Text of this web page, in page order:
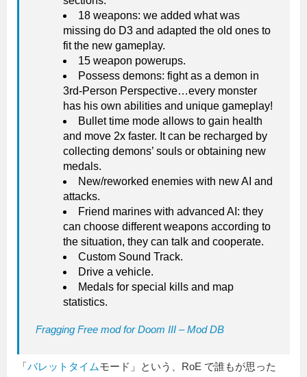
18 weapons: we added what was
missing do D3 and adapted the old ones to
fit the new gameplay.
15 weapon powerups.
Possess demons: fight as a demon in
3rd-Person Perspective…every monster
has his own abilities and unique gameplay!
Bullet time mode allows to gain health
and move 2x faster. It can be recharged by
collecting demons’ souls or obtaining new
medals.
New/reworked enemies with new AI and
attacks.
Friend marines with advanced AI: they
can choose different weapons according to
the situation, they can talk and cooperate.
Custom Sound Track.
Drive a vehicle.
Medals for special kills and map
statistics.
Fragging Free mod for Doom III – Mod DB
「バレットタイムモード」という、RoE で誰もが思った